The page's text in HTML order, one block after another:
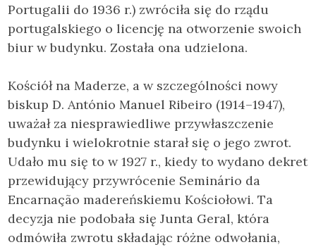
Portugalii do 1936 r.) zwróciła się do rządu
portugalskiego o licencję na otworzenie swoich
biur w budynku. Została ona udzielona.
Kościół na Maderze, a w szczególności nowy
biskup D. António Manuel Ribeiro (1914–1947),
uważał za niesprawiedliwe przywłaszczenie
budynku i wielokrotnie starał się o jego zwrot.
Udało mu się to w 1927 r., kiedy to wydano dekret
przewidujący przywrócenie Seminário da
Encarnação madereńskiemu Kościołowi. Ta
decyzja nie podobała się Junta Geral, która
odmówiła zwrotu składając różne odwołania,